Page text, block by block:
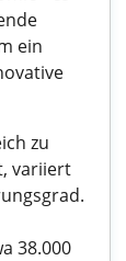
ein
zu
variiert
38.000